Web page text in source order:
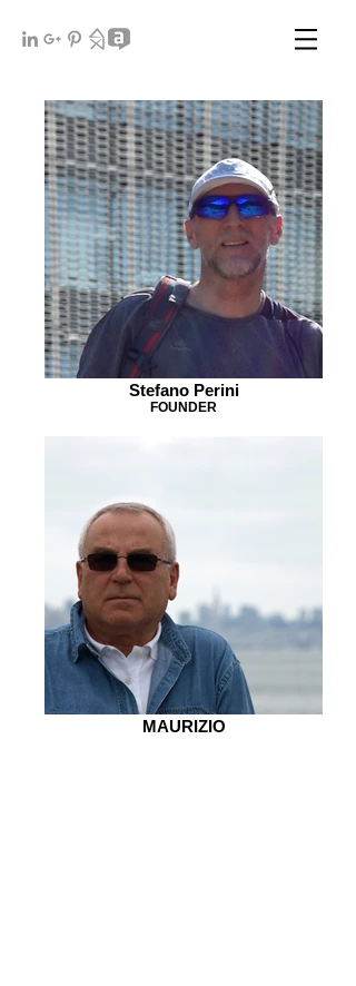
Stefano Perini
FOUNDER
MAURIZIO